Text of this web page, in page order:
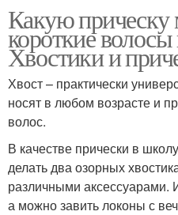
Какую прическу
короткие
Хвостики и
Хвост – практически
носят в любом возрасте и
волос.
В качестве прически в
делать два озорных
различными аксессуарами.
а можно завить локоны с